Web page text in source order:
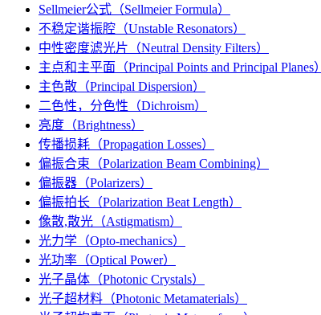
Sellmeier公式（Sellmeier Formula）
不稳定谐振腔（Unstable Resonators）
中性密度滤光片（Neutral Density Filters）
主点和主平面（Principal Points and Principal Planes）
主色散（Principal Dispersion）
二色性，分色性（Dichroism）
亮度（Brightness）
传播损耗（Propagation Losses）
偏振合束（Polarization Beam Combining）
偏振器（Polarizers）
偏振拍长（Polarization Beat Length）
像散,散光（Astigmatism）
光力学（Opto-mechanics）
光功率（Optical Power）
光子晶体（Photonic Crystals）
光子超材料（Photonic Metamaterials）